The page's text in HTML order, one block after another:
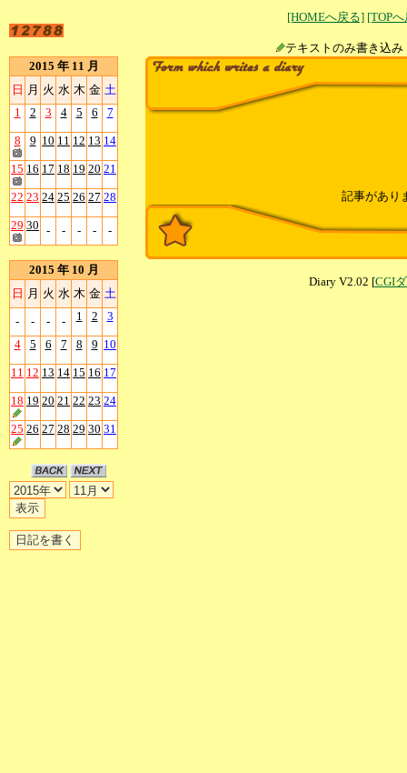
[HOMEへ戻る] [TOP
テキストのみ書
2015 年 11 月
日 月 火 水 木 金 土
1
2 3 4 5 6 7
8 9 10 11 12 13 14
15 16 17 18 19 20 21
22 23 24 25 26 27 28
29 30 - - - - -
2015 年 10 月
日 月 火 水 木 金 土
- - - - 1 2 3
4 5 6 7 8 9 10
11 12 13 14 15 16 17
18 19 20 21 22 23 24
25 26 27 28 29 30 31
記事があり
Diary V2.02 [CGI